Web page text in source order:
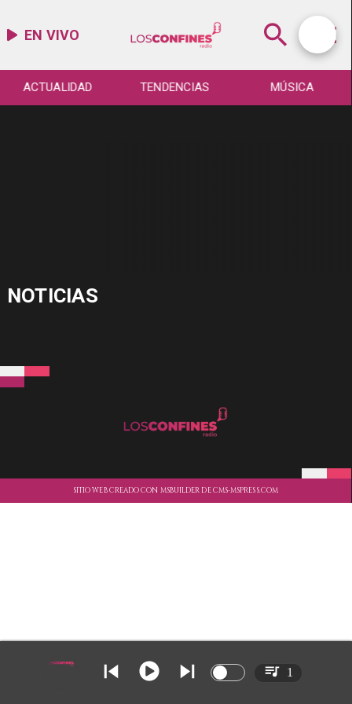
EN VIVO
ACTUALIDAD TENDENCIAS MÚSICA
NOTICIAS
SITIO WEB CREADO CON MSBUILDER DE CMS-MSPRESS.COM
1